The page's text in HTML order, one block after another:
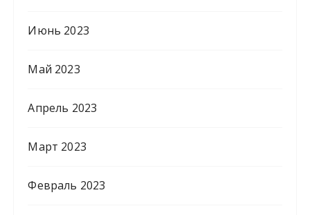
Июнь 2023
Май 2023
Апрель 2023
Март 2023
Февраль 2023